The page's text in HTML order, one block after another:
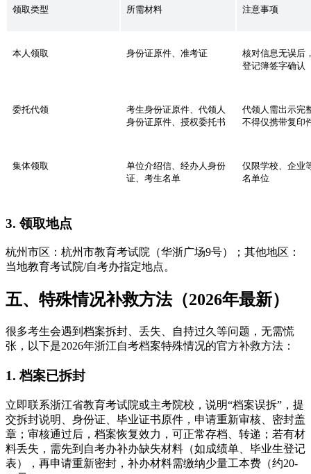
领取类型 所需材料 注意事项
本人领取 身份证原件、准考证
核对信息无误后
登记簿签字确认
委托代领
考生身份证原件、代领人
身份证原件、授权委托书
代领人需出示完
不得仅携带复印
集体领取
单位介绍信、经办人身份
证、考生名单
仅限学校、企业
名单位
3. 领取地点
杭州市区：杭州市教育考试院（华浙广场9号）；其他地区：
当地教育考试院/自考办指定地点。
五、特殊情况补救方法（2026年最新）
很多考生会遇到档案拆封、丢失、自持过久等问题，无需慌
张，以下是2026年浙江自考档案特殊情况的官方补救方法：
1. 档案已拆封
立即联系浙江省教育考试院或主考院校，说明“档案误拆”，提
交拆封说明、身份证、毕业证书原件，申请重新审核、密封盖
章；审核通过后，档案恢复效力，可正常存档、转递；若有材
料丢失，需先到自考办补办缺失材料（如成绩单、毕业生登记
表），再申请重新密封，补办材料需缴纳少量工本费（约20-